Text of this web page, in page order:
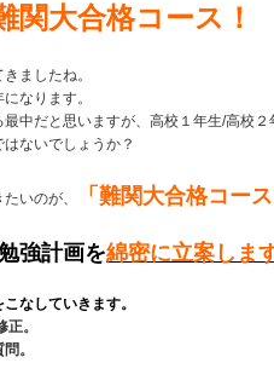
関大合格コース！
ましたね。
なります。
中だと思いますが、高校１年生/高校
ないでしょうか？
いのが、 「難関大合格コー
強計画を綿密に立案しま
なしていきます。
。
。